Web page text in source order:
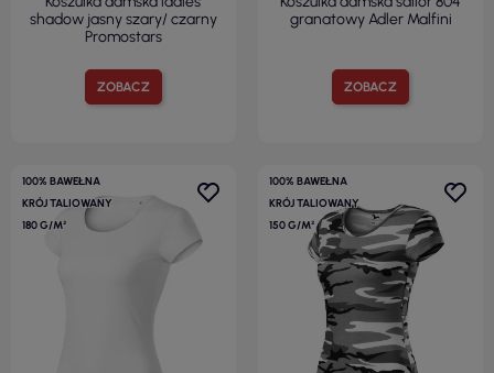
ZOBACZ
shadow jasny szary/ czarny
Promostars
ZOBACZ
granatowy Adler Malfini
100% BAWEŁNA
KRÓJ TALIOWANY
180 G/M²
100% BAWEŁNA
KRÓJ TALIOWANY
150 G/M²